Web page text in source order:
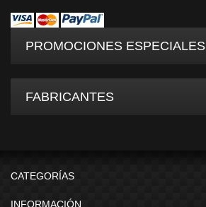
PROMOCIONES ESPECIALES
FABRICANTES
CATEGORÍAS
INFORMACIÓN